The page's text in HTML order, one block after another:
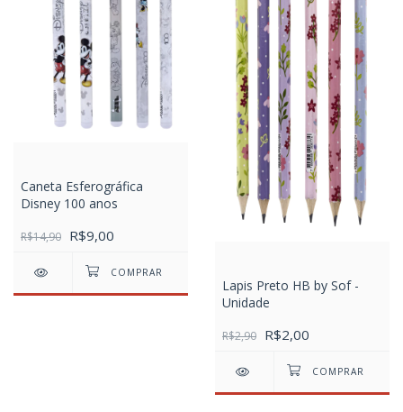
Caneta Esferográfica
Disney 100 anos
R$14,90 R$9,00
Lapis Preto HB by Sof -
Unidade
R$2,90 R$2,00